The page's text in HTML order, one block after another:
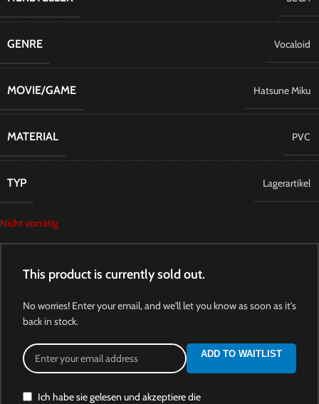
GENRE Vocaloid
MOVIE/GAME Hatsune Miku
MATERIAL PVC
TYP Lagerartikel
Nicht vorrätig
This product is currently sold out.
No worries! Enter your email, and we'll let you know as soon as it's
back in stock.
ADD TO WAITLIST
Ich habe sie gelesen und akzeptiere die